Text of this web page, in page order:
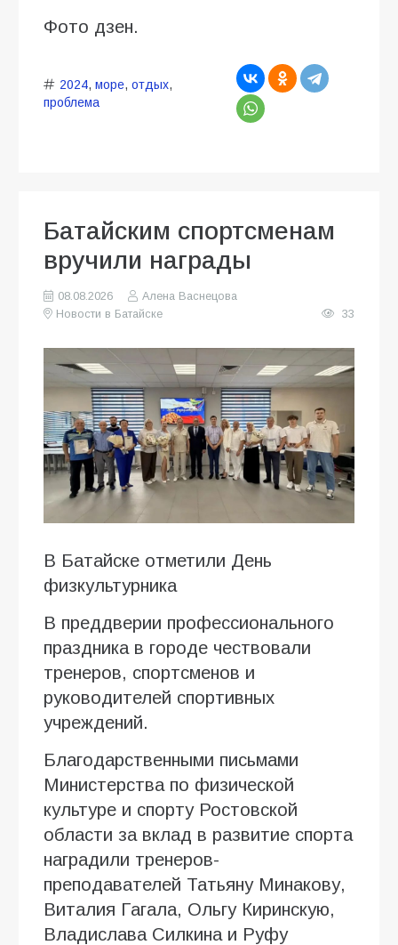
Фото дзен.
2024, море, отдых,
проблема
Батайским спортсменам
вручили награды
08.08.2026
Алена Васнецова
Новости в Батайске
33
В Батайске отметили День
физкультурника
В преддверии профессионального
праздника в городе чествовали
тренеров, спортсменов и
руководителей спортивных
учреждений.
Благодарственными письмами
Министерства по физической
культуре и спорту Ростовской
области за вклад в развитие спорта
наградили тренеров-
преподавателей Татьяну Минакову,
Виталия Гагала, Ольгу Киринскую,
Владислава Силкина и Руфу